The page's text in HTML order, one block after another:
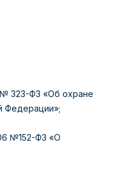
№ 323-ФЗ «Об охране
Федерации»;
№152-ФЗ «О